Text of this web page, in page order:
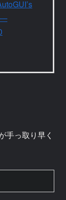
—
手っ取り早く